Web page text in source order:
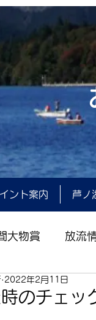
ント案内 芦ノ
大物賞 放流
のチェッ
2022年2月11日